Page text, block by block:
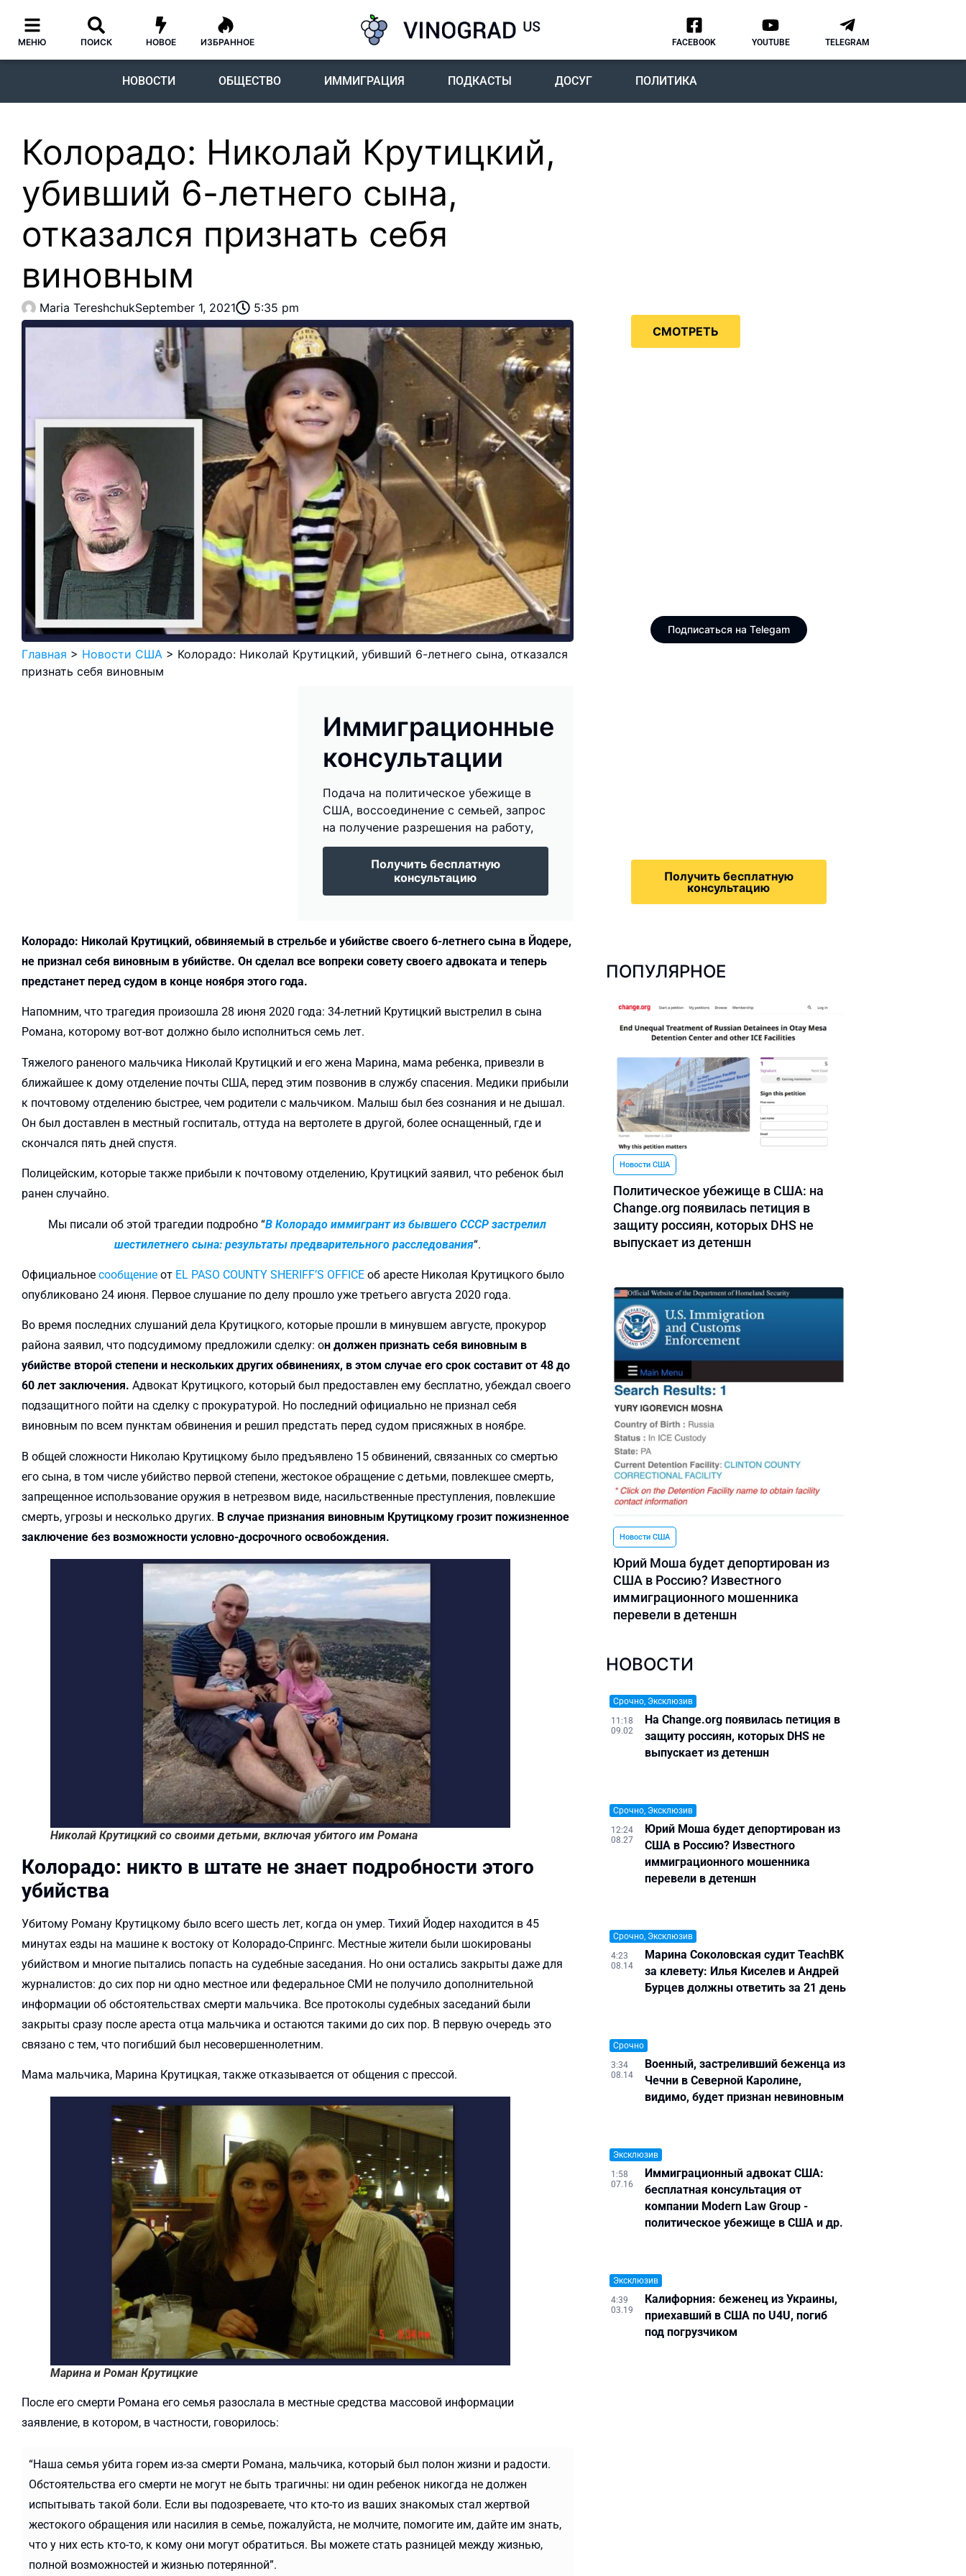
МЕНЮ ПОИСК НОВОЕ ИЗБРАННОЕ FACEBOOK YOUTUBE TELEGRAM
НОВОСТИ ОБЩЕСТВО ИММИГРАЦИЯ ПОДКАСТЫ ДОСУГ ПОЛИТИКА
Колорадо: Николай Крутицкий,
убивший 6-летнего сына,
отказался признать себя
виновным
Maria TereshchukSeptember 1, 2021 5:35 pm
Главная > Новости США > Колорадо: Николай Крутицкий, убивший 6-летнего сына, отказался
признать себя виновным
Иммиграционные
консультации
Подача на политическое убежище в
США, воссоединение с семьей, запрос
на получение разрешения на работу,
Получить бесплатную
консультацию
Колорадо: Николай Крутицкий, обвиняемый в стрельбе и убийстве своего 6-летнего сына в Йодере,
не признал себя виновным в убийстве. Он сделал все вопреки совету своего адвоката и теперь
предстанет перед судом в конце ноября этого года.
Напомним, что трагедия произошла 28 июня 2020 года: 34-летний Крутицкий выстрелил в сына
Романа, которому вот-вот должно было исполниться семь лет.
Тяжелого раненого мальчика Николай Крутицкий и его жена Марина, мама ребенка, привезли в
ближайшее к дому отделение почты США, перед этим позвонив в службу спасения. Медики прибыли
к почтовому отделению быстрее, чем родители с мальчиком. Малыш был без сознания и не дышал.
Он был доставлен в местный госпиталь, оттуда на вертолете в другой, более оснащенный, где и
скончался пять дней спустя.
Полицейским, которые также прибыли к почтовому отделению, Крутицкий заявил, что ребенок был
ранен случайно.
Мы писали об этой трагедии подробно “В Колорадо иммигрант из бывшего СССР застрелил
шестилетнего сына: результаты предварительного расследования“.
Официальное сообщение от EL PASO COUNTY SHERIFF’S OFFICE об аресте Николая Крутицкого было
опубликовано 24 июня. Первое слушание по делу прошло уже третьего августа 2020 года.
Во время последних слушаний дела Крутицкого, которые прошли в минувшем августе, прокурор
района заявил, что подсудимому предложили сделку: он должен признать себя виновным в
убийстве второй степени и нескольких других обвинениях, в этом случае его срок составит от 48 до
60 лет заключения. Адвокат Крутицкого, который был предоставлен ему бесплатно, убеждал своего
подзащитного пойти на сделку с прокуратурой. Но последний официально не признал себя
виновным по всем пунктам обвинения и решил предстать перед судом присяжных в ноябре.
В общей сложности Николаю Крутицкому было предъявлено 15 обвинений, связанных со смертью
его сына, в том числе убийство первой степени, жестокое обращение с детьми, повлекшее смерть,
запрещенное использование оружия в нетрезвом виде, насильственные преступления, повлекшие
смерть, угрозы и несколько других. В случае признания виновным Крутицкому грозит пожизненное
заключение без возможности условно-досрочного освобождения.
Николай Крутицкий со своими детьми, включая убитого им Романа
Колорадо: никто в штате не знает подробности этого
убийства
Убитому Роману Крутицкому было всего шесть лет, когда он умер. Тихий Йодер находится в 45
минутах езды на машине к востоку от Колорадо-Спрингс. Местные жители были шокированы
убийством и многие пытались попасть на судебные заседания. Но они остались закрыты даже для
журналистов: до сих пор ни одно местное или федеральное СМИ не получило дополнительной
информации об обстоятельствах смерти мальчика. Все протоколы судебных заседаний были
закрыты сразу после ареста отца мальчика и остаются такими до сих пор. В первую очередь это
связано с тем, что погибший был несовершеннолетним.
Мама мальчика, Марина Крутицкая, также отказывается от общения с прессой.
Марина и Роман Крутицкие
После его смерти Романа его семья разослала в местные средства массовой информации
заявление, в котором, в частности, говорилось:
“Наша семья убита горем из-за смерти Романа, мальчика, который был полон жизни и радости.
Обстоятельства его смерти не могут не быть трагичны: ни один ребенок никогда не должен
испытывать такой боли. Если вы подозреваете, что кто-то из ваших знакомых стал жертвой
жестокого обращения или насилия в семье, пожалуйста, не молчите, помогите им, дайте им знать,
что у них есть кто-то, к кому они могут обратиться. Вы можете стать разницей между жизнью,
полной возможностей и жизнью потерянной”.
СМОТРЕТЬ
Подписаться на Telegam
Получить бесплатную
консультацию
ПОПУЛЯРНОЕ
Новости США
Политическое убежище в США: на
Change.org появилась петиция в
защиту россиян, которых DHS не
выпускает из детеншн
Новости США
Юрий Моша будет депортирован из
США в Россию? Известного
иммиграционного мошенника
перевели в детеншн
НОВОСТИ
Срочно, Эксклюзив
11:18
09.02
На Change.org появилась петиция в
защиту россиян, которых DHS не
выпускает из детеншн
Срочно, Эксклюзив
12:24
08.27
Юрий Моша будет депортирован из
США в Россию? Известного
иммиграционного мошенника
перевели в детеншн
Срочно, Эксклюзив
4:23
08.14
Марина Соколовская судит TeachBK
за клевету: Илья Киселев и Андрей
Бурцев должны ответить за 21 день
Срочно
3:34
08.14
Военный, застреливший беженца из
Чечни в Северной Каролине,
видимо, будет признан невиновным
Эксклюзив
1:58
07.16
Иммиграционный адвокат США:
бесплатная консультация от
компании Modern Law Group -
политическое убежище в США и др.
Эксклюзив
4:39
03.19
Калифорния: беженец из Украины,
приехавший в США по U4U, погиб
под погрузчиком